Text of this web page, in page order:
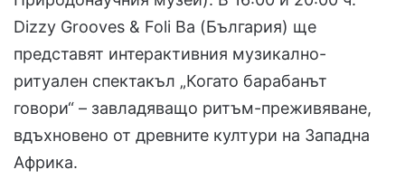
Dizzy Grooves & Foli Ba (България) ще
представят интерактивния музикално-
ритуален спектакъл „Когато барабанът
говори“ – завладяващо ритъм-преживяване,
вдъхновено от древните култури на Западна
Африка.